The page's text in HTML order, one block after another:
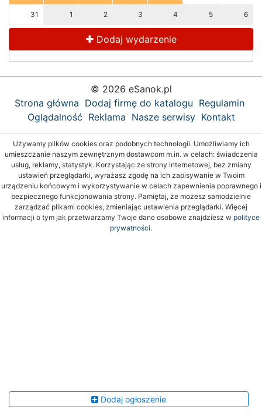
31 1 2 3 4 5 6
Dodaj wydarzenie
© 2026 eSanok.pl
Strona główna Dodaj firmę do katalogu Regulamin
Oglądalność Reklama Nasze serwisy Kontakt
Używamy plików cookies oraz podobnych technologii. Umożliwiamy ich
umieszczanie naszym zewnętrznym dostawcom m.in. w celach: świadczenia
usług, reklamy, statystyk. Korzystając ze strony internetowej, bez zmiany
ustawień przeglądarki, wyrażasz zgodę na ich zapisywanie w Twoim
urządzeniu końcowym i wykorzystywanie w celach zapewnienia poprawnego i
bezpiecznego funkcjonowania strony. Pamiętaj, że możesz samodzielnie
zarządzać plikami cookies, zmieniając ustawienia przeglądarki. Więcej
informacji o tym jak przetwarzamy Twoje dane osobowe znajdziesz w polityce
prywatności.
Dodaj ogłoszenie